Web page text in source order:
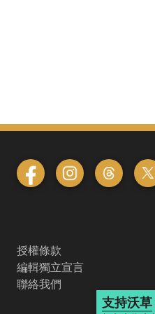
授權條款
編輯獨立宣言
聯絡我們
支持沃草